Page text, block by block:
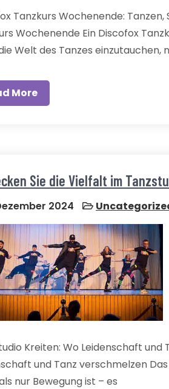
Tanzkurs Wochenende:
Wochenende Ein Discofox
Welt des Tanzes einzutauchen,
More
Sie die Vielfalt im
2024
Kreiten: Wo Leidenschaft
und Tanz verschmelzen
nur Bewegung ist – es